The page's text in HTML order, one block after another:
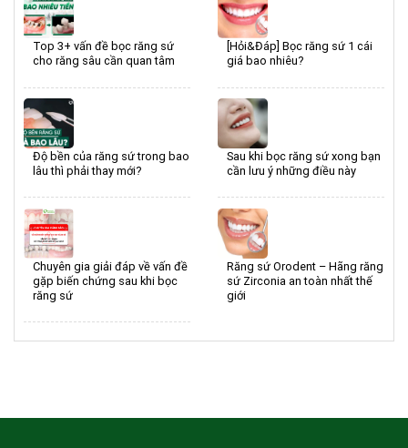
Top 3+ vấn đề bọc răng sứ
cho răng sâu cần quan tâm
[Hỏi&Đáp] Bọc răng sứ 1 cái
giá bao nhiêu?
Độ bền của răng sứ trong bao
lâu thì phải thay mới?
Sau khi bọc răng sứ xong bạn
cần lưu ý những điều này
Chuyên gia giải đáp về vấn đề
gặp biến chứng sau khi bọc
răng sứ
Răng sứ Orodent – Hãng răng
sứ Zirconia an toàn nhất thế
giới